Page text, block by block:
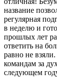
название
регулярная
в неделю и
прошлых лет
ответить на
равно не
командам за
следующем